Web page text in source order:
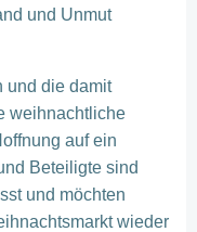
und Unmut
und die damit
weihnachtliche
auf ein
Beteiligte sind
und möchten
wieder